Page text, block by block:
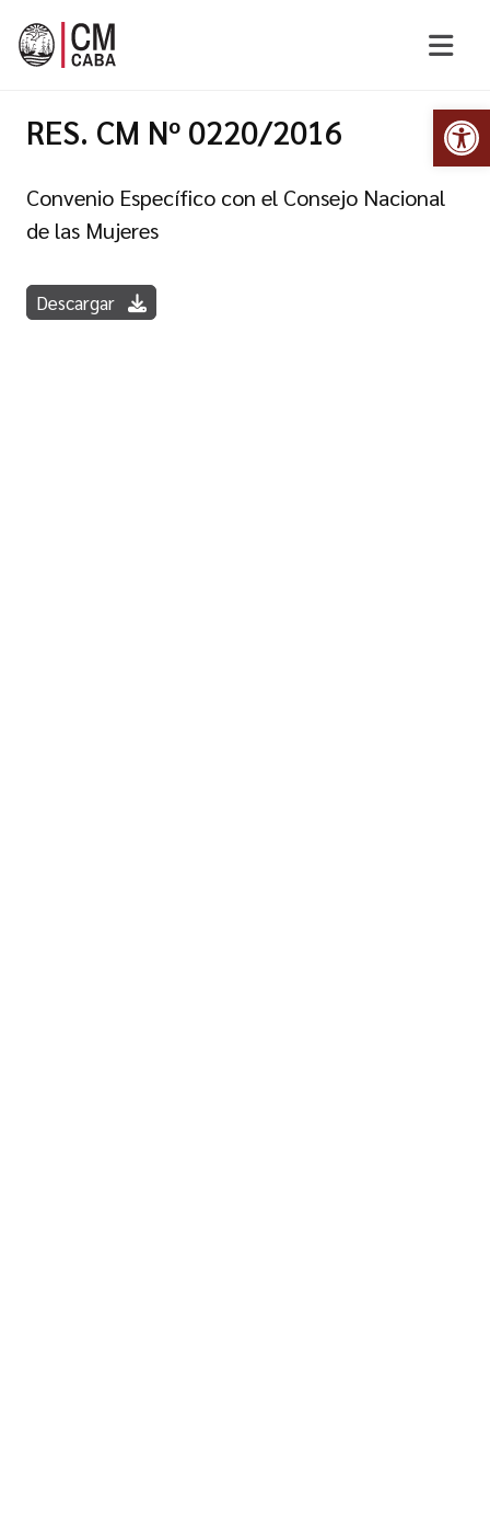
RES. CM Nº 0220/2016
Convenio Específico con el Consejo Nacional
de las Mujeres
Descargar